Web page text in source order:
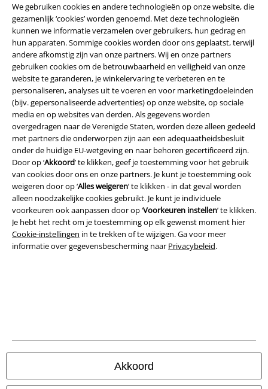
We gebruiken cookies en andere technologieën op onze website, die
gezamenlijk ‘cookies’ worden genoemd. Met deze technologieën
kunnen we informatie verzamelen over gebruikers, hun gedrag en
hun apparaten. Sommige cookies worden door ons geplaatst, terwijl
andere afkomstig zijn van onze partners. Wij en onze partners
gebruiken cookies om de betrouwbaarheid en veiligheid van onze
website te garanderen, je winkelervaring te verbeteren en te
personaliseren, analyses uit te voeren en voor marketingdoeleinden
(bijv. gepersonaliseerde advertenties) op onze website, op sociale
media en op websites van derden. Als gegevens worden
overgedragen naar de Verenigde Staten, worden deze alleen gedeeld
met partners die onderworpen zijn aan een adequaatheidsbesluit
onder de huidige EU-wetgeving en naar behoren gecertificeerd zijn.
Door op ‘Akkoord’ te klikken, geef je toestemming voor het gebruik
van cookies door ons en onze partners. Je kunt je toestemming ook
weigeren door op ‘Alles weigeren’ te klikken - in dat geval worden
alleen noodzakelijke cookies gebruikt. Je kunt je individuele
voorkeuren ook aanpassen door op ‘Voorkeuren instellen’ te klikken.
Je hebt het recht om je toestemming op elk gewenst moment hier
Cookie-instellingen in te trekken of te wijzigen. Ga voor meer
informatie over gegevensbescherming naar Privacybeleid.
Akkoord
Legal
Algemene Voorwaarden
Bedrijfsgegevens
Privacyverklaring
Verklaring van conformiteit
Alle prijzen incl.wettelijke BTW
© 1986-2026 Large Popmerchandising BV